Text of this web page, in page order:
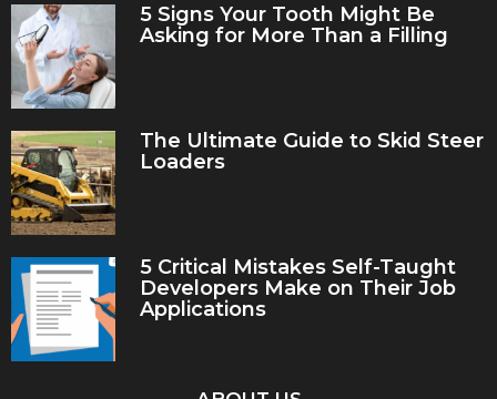
5 Signs Your Tooth Might Be
Asking for More Than a Filling
The Ultimate Guide to Skid Steer
Loaders
5 Critical Mistakes Self-Taught
Developers Make on Their Job
Applications